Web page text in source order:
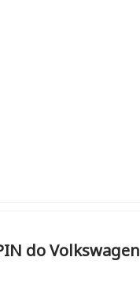
do Volkswagen